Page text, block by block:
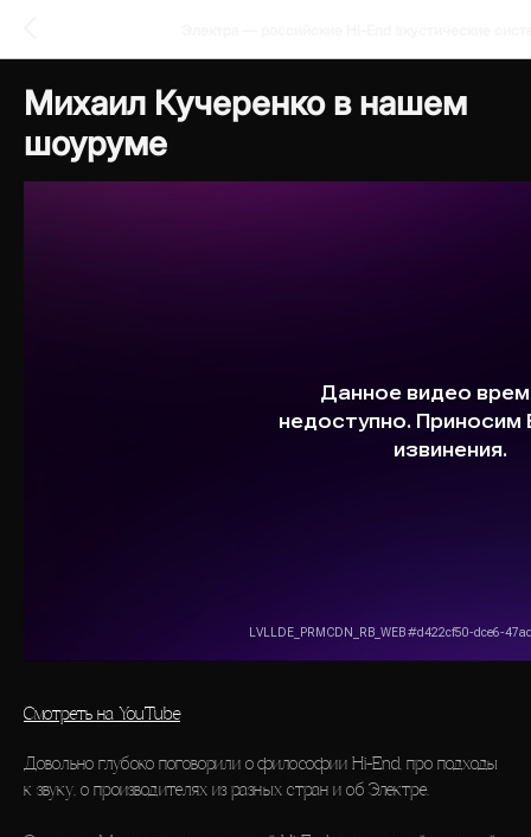
Михаил Кучеренко в нашем
шоуруме
Смотреть на YouTube
Довольно глубоко поговорили о философии Hi-End, про подходы
к звуку, о производителях из разных стран и об Электре.